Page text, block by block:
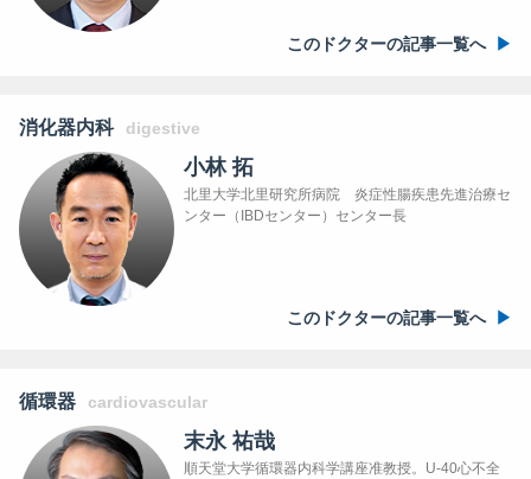
このドクターの記事一覧へ
消化器内科 digestive
小林 拓
北里大学北里研究所病院 炎症性腸疾患先進治療セ
ンター（IBDセンター）センター長
このドクターの記事一覧へ
循環器 cardiovascular
末永 祐哉
順天堂大学循環器内科学講座准教授。U-40心不全